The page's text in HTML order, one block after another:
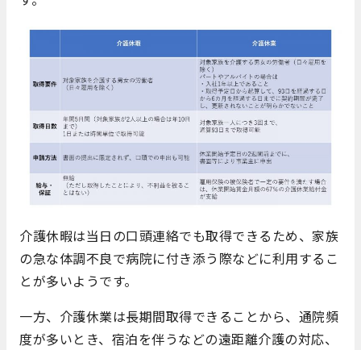
介護休暇は当日の口頭連絡でも取得できるため、家族
の急な体調不良で病院に付き添う際などに利用するこ
とが多いようです。
一方、介護休業は長期間取得できることから、通院頻
度が多いとき、宿泊を伴うなどの遠距離介護の対応、